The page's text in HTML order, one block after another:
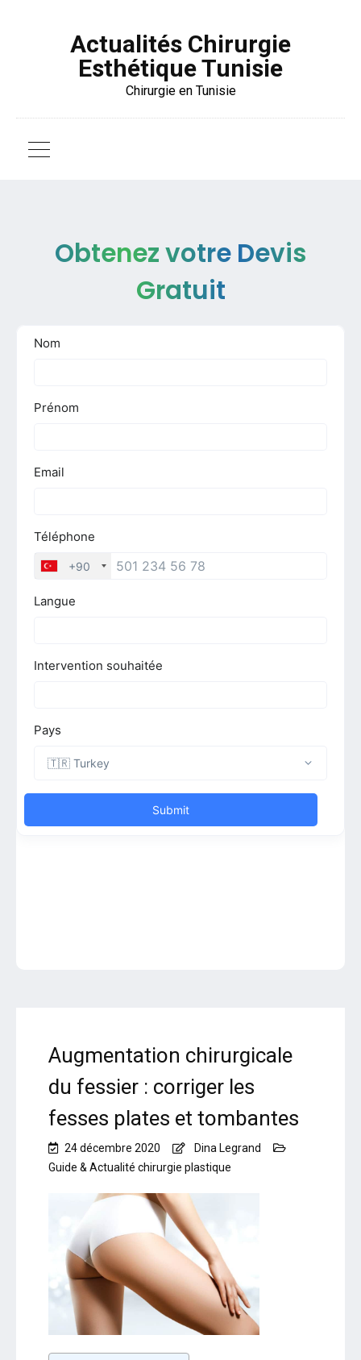
Actualités Chirurgie
Esthétique Tunisie
Chirurgie en Tunisie
Obtenez votre Devis
Gratuit
Augmentation chirurgicale
du fessier : corriger les
fesses plates et tombantes
24 décembre 2020
Dina Legrand
Guide & Actualité chirurgie plastique